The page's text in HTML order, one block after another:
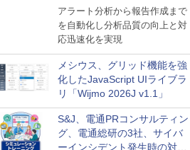
導入
アラート分析から報告作成まで
を自動化し分析品質の向上と対
応迅速化を実現
メシウス、グリッド機能を強
化したJavaScript UIライブラ
リ「Wijmo 2026J v1.1」
S&J、電通PRコンサルティン
グ、電通総研の3社、サイバ
ーインシデント発生時の対応